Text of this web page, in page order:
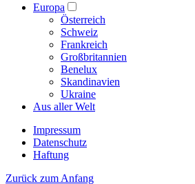
Europa
Österreich
Schweiz
Frankreich
Großbritannien
Benelux
Skandinavien
Ukraine
Aus aller Welt
Impressum
Datenschutz
Haftung
Zurück zum Anfang